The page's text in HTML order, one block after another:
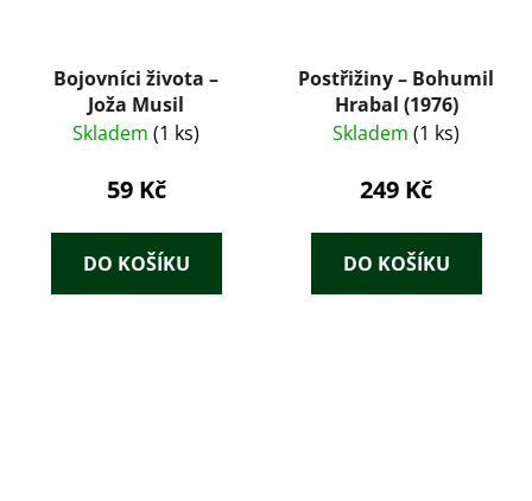
Bojovníci života –
Joža Musil
Skladem (1 ks)
59 Kč
DO KOŠÍKU
Postřižiny – Bohumil
Hrabal (1976)
Skladem (1 ks)
249 Kč
DO KOŠÍKU